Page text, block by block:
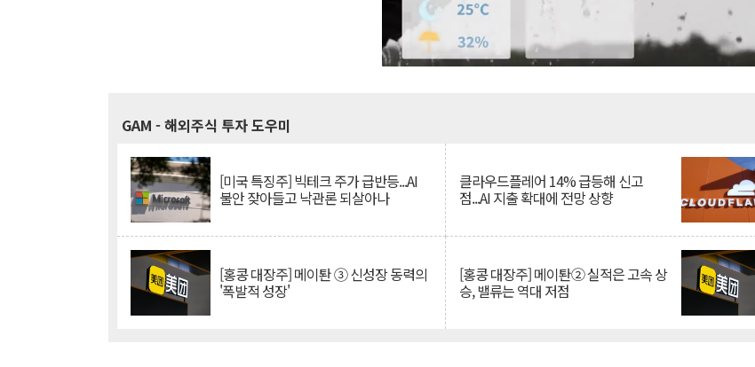
GAM - 해외주식 투자 도우미
[미국 특징주] 빅테크 주가 급반등...AI
불안 잦아들고 낙관론 되살아나
클라우드플레어 14% 급등해 신고
점...AI 지출 확대에 전망 상향
[홍콩 대장주] 메이퇀 ③ 신성장 동력의
'폭발적 성장'
[홍콩 대장주] 메이퇀② 실적은 고속 상
승, 밸류는 역대 저점